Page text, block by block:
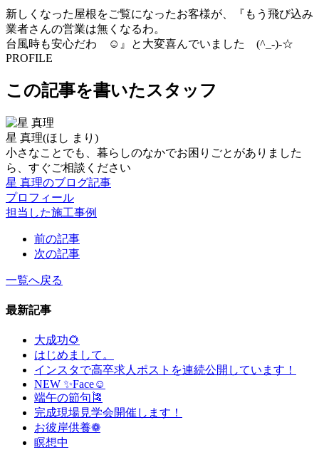
新しくなった屋根をご覧になったお客様が、『もう飛び込み
業者さんの営業は無くなるわ。
台風時も安心だわ ☺』と大変喜んでいました (^_-)-☆
PROFILE
この記事を書いたスタッフ
星 真理(ほし まり)
小さなことでも、暮らしのなかでお困りごとがありました
ら、すぐご相談ください
星 真理のブログ記事
プロフィール
担当した施工事例
前の記事
次の記事
一覧へ戻る
最新記事
大成功🌻
はじめまして。
インスタで高卒求人ポストを連続公開しています！
NEW ✨Face☺
端午の節句🎏
完成現場見学会開催します！
お彼岸供養❁
瞑想中